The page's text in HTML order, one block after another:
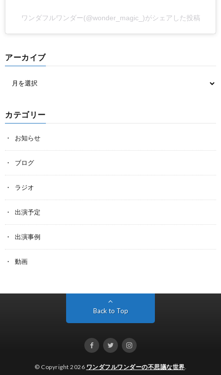
ワンダフルワンダー(@wonder_magic_)がシェアした投稿
アーカイブ
カテゴリー
お知らせ
ブログ
ラジオ
出演予定
出演事例
動画
Back to Top
© Copyright 2026 ワンダフルワンダーの不思議な世界